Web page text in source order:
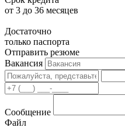
от 3 до 36 месяцев
Достаточно
только паспорта
Отправить резюме
Вакансия
Сообщение
Файл